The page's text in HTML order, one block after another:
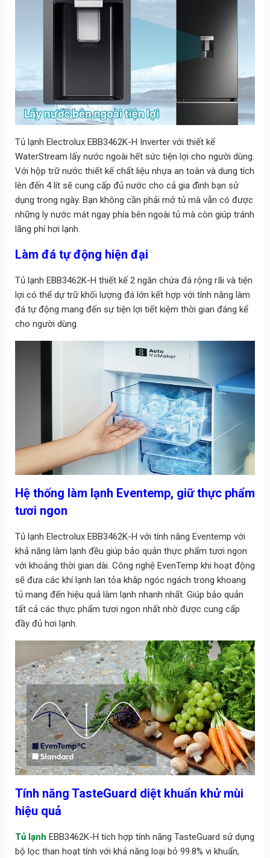
Tủ lạnh Electrolux EBB3462K-H Inverter với thiết kế
WaterStream lấy nước ngoài hết sức tiện lợi cho người dùng.
Với hộp trữ nước thiết kế chất liệu nhựa an toàn và dung tích
lên đến 4 lít sẽ cung cấp đủ nước cho cả gia đình bạn sử
dụng trong ngày. Bạn không cần phải mở tủ mà vẫn có được
những ly nước mát ngay phía bên ngoài tủ mà còn giúp tránh
lãng phí hơi lạnh.
Làm đá tự động hiện đại
Tủ lạnh EBB3462K-H thiết kế 2 ngăn chứa đá rộng rãi và tiện
lợi có thể dự trữ khối lượng đá lớn kết hợp với tính năng làm
đá tự động mang đến sự tiện lợi tiết kiệm thời gian đáng kể
cho người dùng.
Hệ thống làm lạnh Eventemp, giữ thực phẩm
tươi ngon
Tủ lạnh Electrolux EBB3462K-H với tính năng Eventemp với
khả năng làm lạnh đều giúp bảo quản thực phẩm tươi ngon
với khoảng thời gian dài. Công nghệ EvenTemp khi hoạt động
sẽ đưa các khí lạnh lan tỏa khắp ngóc ngách trong khoang
tủ mang đến hiệu quả làm lạnh nhanh nhất. Giúp bảo quản
tất cả các thực phẩm tươi ngon nhất nhờ được cung cấp
đầy đủ hơi lạnh.
Tính năng TasteGuard diệt khuẩn khử mùi
hiệu quả
Tủ lạnh EBB3462K-H tích hợp tính năng TasteGuard sử dụng
bộ lọc than hoạt tính với khả năng loại bỏ 99.8% vi khuẩn,